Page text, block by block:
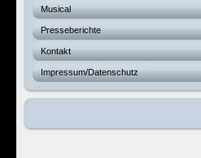
Musical
Presseberichte
Kontakt
Impressum/Datenschutz